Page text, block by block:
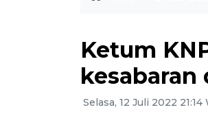
Ketum
kesabaran
Selasa, 12 Juli 2022 21:14